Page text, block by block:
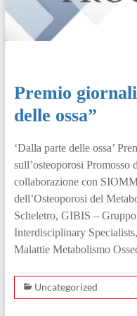
Premio
delle ossa”
‘Dalla parte delle ossa’
sull’osteoporosi
collaborazione con
dell’Osteoporosi del
Scheletro, GIBIS –
Interdisciplinary
Malattie Metabolismo
Uncategorized